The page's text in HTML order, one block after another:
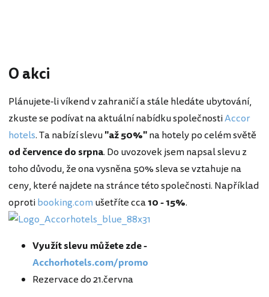
O akci
Plánujete-li víkend v zahraničí a stále hledáte ubytování,
zkuste se podívat na aktuální nabídku společnostiAccor
hotels. Ta nabízí slevu"až 50%"na hotely po celém světě
od července do srpna. Do uvozovek jsem napsal slevu z
toho důvodu, že ona vysněna 50% sleva se vztahuje na
ceny, které najdete na stránce této společnosti. Například
oprotibooking.com ušetříte cca10 - 15%.
Využít slevu můžete zde -
Acchorhotels.com/promo
Rezervace do 21.června